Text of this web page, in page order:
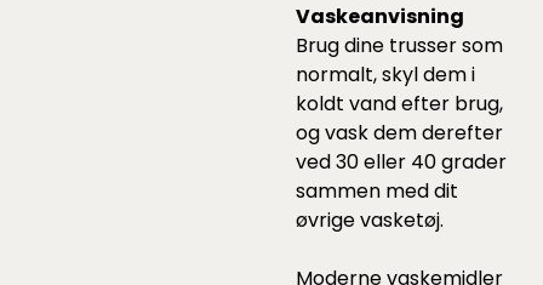
Vaskeanvisning
Brug dine trusser som
normalt, skyl dem i
koldt vand efter brug,
og vask dem derefter
ved 30 eller 40 grader
sammen med dit
øvrige vasketøj.
Moderne vaskemidler